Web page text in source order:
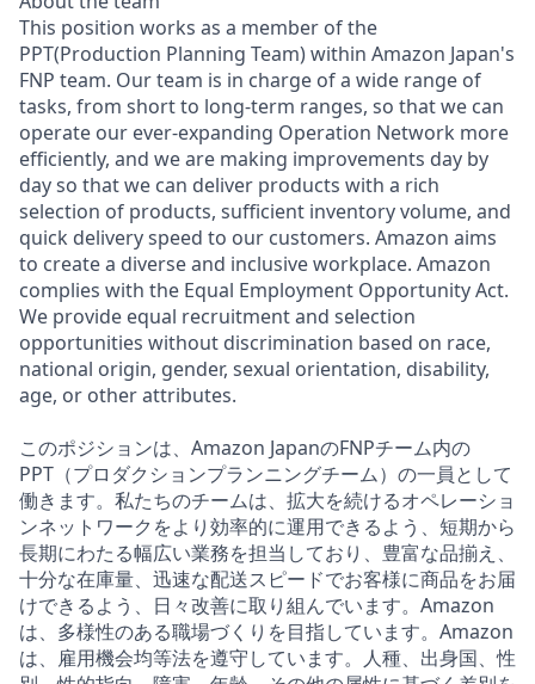
This position works as a member of the
PPT(Production Planning Team) within Amazon Japan's
FNP team. Our team is in charge of a wide range of
tasks, from short to long-term ranges, so that we can
operate our ever-expanding Operation Network more
efficiently, and we are making improvements day by
day so that we can deliver products with a rich
selection of products, sufficient inventory volume, and
quick delivery speed to our customers. Amazon aims
to create a diverse and inclusive workplace. Amazon
complies with the Equal Employment Opportunity Act.
We provide equal recruitment and selection
opportunities without discrimination based on race,
national origin, gender, sexual orientation, disability,
age, or other attributes.
このポジションは、Amazon JapanのFNPチーム内の
PPT（プロダクションプランニングチーム）の一員として
働きます。私たちのチームは、拡大を続けるオペレーショ
ンネットワークをより効率的に運用できるよう、短期から
長期にわたる幅広い業務を担当しており、豊富な品揃え、
十分な在庫量、迅速な配送スピードでお客様に商品をお届
けできるよう、日々改善に取り組んでいます。Amazon
は、多様性のある職場づくりを目指しています。Amazon
は、雇用機会均等法を遵守しています。人種、出身国、性